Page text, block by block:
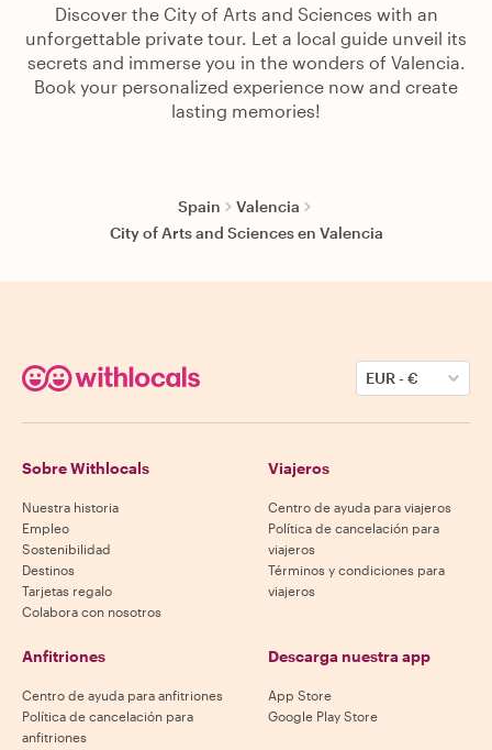
Discover the City of Arts and Sciences with an
unforgettable private tour. Let a local guide unveil its
secrets and immerse you in the wonders of Valencia.
Book your personalized experience now and create
lasting memories!
Spain
Valencia
City of Arts and Sciences en Valencia
EUR-€
Sobre Withlocals
Nuestra historia
Empleo
Sostenibilidad
Destinos
Tarjetas regalo
Colabora con nosotros
Viajeros
Centro de ayuda para viajeros
Política de cancelación para
viajeros
Términos y condiciones para
viajeros
Anfitriones
Centro de ayuda para anfitriones
Política de cancelación para
anfitriones
Descarga nuestra app
App Store
Google Play Store